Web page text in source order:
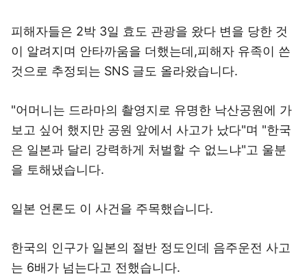
피해자들은 2박 3일 효도 관광을 왔다 변을 당한 것
이 알려지며 안타까움을 더했는데,피해자 유족이 쓴
것으로 추정되는 SNS 글도 올라왔습니다.
"어머니는 드라마의 촬영지로 유명한 낙산공원에 가
보고 싶어 했지만 공원 앞에서 사고가 났다"며 "한국
은 일본과 달리 강력하게 처벌할 수 없느냐"고 울분
을 토해냈습니다.
일본 언론도 이 사건을 주목했습니다.
한국의 인구가 일본의 절반 정도인데 음주운전 사고
는 6배가 넘는다고 전했습니다.